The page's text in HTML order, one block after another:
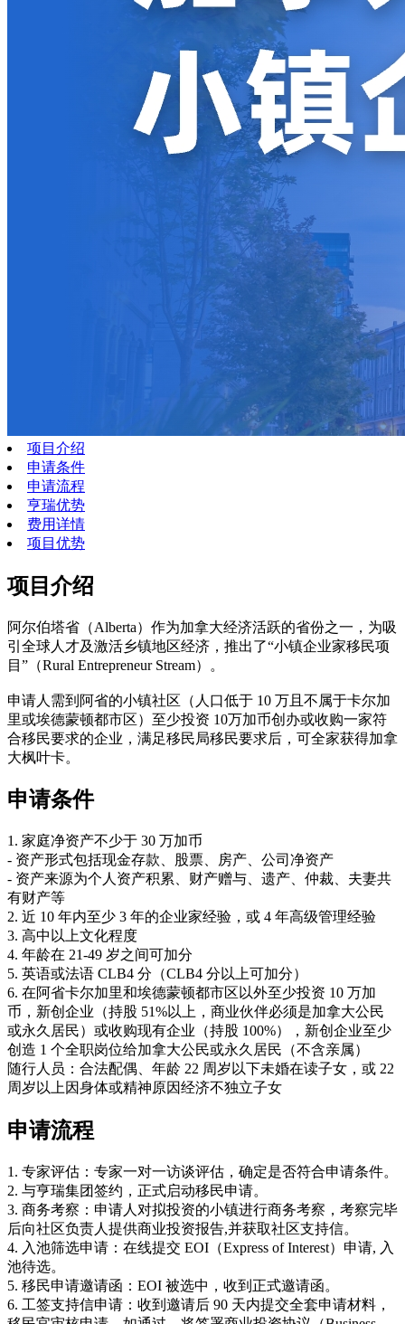
项目介绍
申请条件
申请流程
亨瑞优势
费用详情
项目优势
项目介绍
阿尔伯塔省（Alberta）作为加拿大经济活跃的省份之一，为吸
引全球人才及激活乡镇地区经济，推出了“小镇企业家移民项
目”（Rural Entrepreneur Stream）。
申请人需到阿省的小镇社区（人口低于 10 万且不属于卡尔加
里或埃德蒙顿都市区）至少投资 10万加币创办或收购一家符
合移民要求的企业，满足移民局移民要求后，可全家获得加拿
大枫叶卡。
申请条件
1. 家庭净资产不少于 30 万加币
- 资产形式包括现金存款、股票、房产、公司净资产
- 资产来源为个人资产积累、财产赠与、遗产、仲裁、夫妻共
有财产等
2. 近 10 年内至少 3 年的企业家经验，或 4 年高级管理经验
3. 高中以上文化程度
4. 年龄在 21-49 岁之间可加分
5. 英语或法语 CLB4 分（CLB4 分以上可加分）
6. 在阿省卡尔加里和埃德蒙顿都市区以外至少投资 10 万加
币，新创企业（持股 51%以上，商业伙伴必须是加拿大公民
或永久居民）或收购现有企业（持股 100%），新创企业至少
创造 1 个全职岗位给加拿大公民或永久居民（不含亲属）
随行人员：合法配偶、年龄 22 周岁以下未婚在读子女，或 22
周岁以上因身体或精神原因经济不独立子女
申请流程
1. 专家评估：专家一对一访谈评估，确定是否符合申请条件。
2. 与亨瑞集团签约，正式启动移民申请。
3. 商务考察：申请人对拟投资的小镇进行商务考察，考察完毕
后向社区负责人提供商业投资报告,并获取社区支持信。
4. 入池筛选申请：在线提交 EOI（Express of Interest）申请, 入
池待选。
5. 移民申请邀请函：EOI 被选中，收到正式邀请函。
6. 工签支持信申请：收到邀请后 90 天内提交全套申请材料，